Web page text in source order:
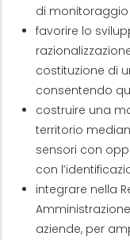
di monitoraggio
favorire lo
costituzione di
consentendo
costruire una
territorio
sensori con
con
integrare nella
aziende, per